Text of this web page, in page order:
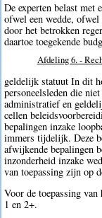
De experten belast met
ofwel een wedde, ofwel
door het betrokken
daartoe toegekende
Afdeling 6. -
geldelijk statuut In dit
personeelsleden die
administratief en
cellen
bepalingen inzake
immers tijdelijk. Deze
afwijkende bepalingen
inzonderheid inzake
van toepassing zijn op
Voor de toepassing
1 en 2+.